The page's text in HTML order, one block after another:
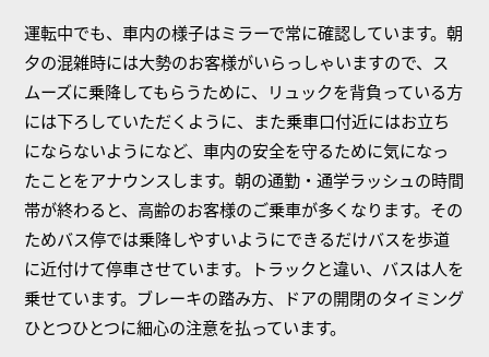
運転中でも、車内の様子はミラーで常に確認しています。朝
夕の混雑時には大勢のお客様がいらっしゃいますので、ス
ムーズに乗降してもらうために、リュックを背負っている方
には下ろしていただくように、また乗車口付近にはお立ち
にならないようになど、車内の安全を守るために気になっ
たことをアナウンスします。朝の通勤・通学ラッシュの時間
帯が終わると、高齢のお客様のご乗車が多くなります。その
ためバス停では乗降しやすいようにできるだけバスを歩道
に近付けて停車させています。トラックと違い、バスは人を
乗せています。ブレーキの踏み方、ドアの開閉のタイミング
ひとつひとつに細心の注意を払っています。